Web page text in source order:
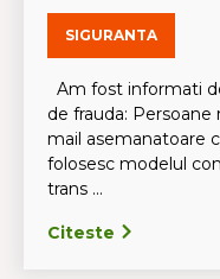
SIGURANTA
Am fost informati
de frauda:
mail asemanatoare
folosesc modelul
trans ...
Citeste